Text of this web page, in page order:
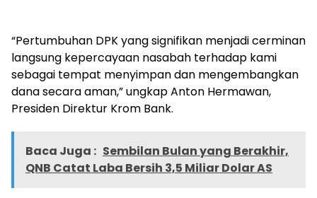
“Pertumbuhan DPK yang signifikan menjadi cerminan
langsung kepercayaan nasabah terhadap kami
sebagai tempat menyimpan dan mengembangkan
dana secara aman,” ungkap Anton Hermawan,
Presiden Direktur Krom Bank.
Baca Juga : Sembilan Bulan yang Berakhir,
QNB Catat Laba Bersih 3,5 Miliar Dolar AS